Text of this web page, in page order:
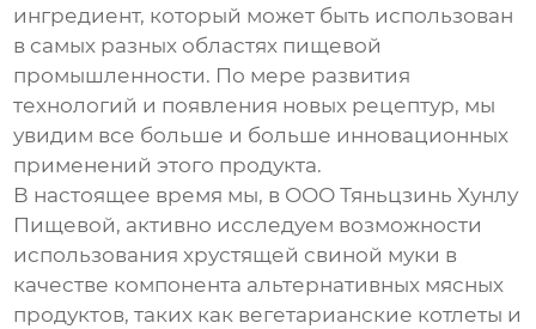
ингредиент, который может быть использован
в самых разных областях пищевой
промышленности. По мере развития
технологий и появления новых рецептур, мы
увидим все больше и больше инновационных
применений этого продукта.
В настоящее время мы, в ООО Тяньцзинь Хунлу
Пищевой, активно исследуем возможности
использованияхрустящей свиной муки в
качестве компонента альтернативных мясных
продуктов, таких как вегетарианские котлеты и